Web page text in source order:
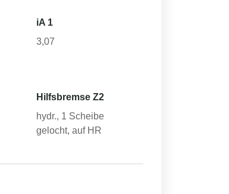
iA 1
3,07
Hilfsbremse Z2
hydr., 1 Scheibe
gelocht, auf HR